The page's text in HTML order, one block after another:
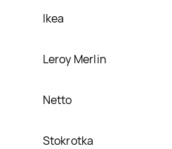
Ikea
Leroy Merlin
Netto
Stokrotka